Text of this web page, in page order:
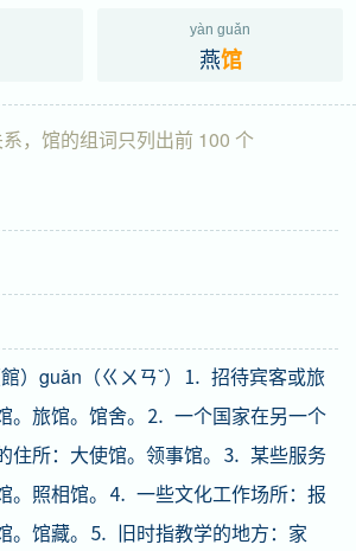
yàn guǎn
燕馆
，馆的组词只列出前 100 个
）guǎn（ㄍㄨㄢˇ）⒈ 招待宾客或旅
。旅馆。馆舍。⒉ 一个国家在另一个
住所：大使馆。领事馆。⒊ 某些服务
。照相馆。⒋ 一些文化工作场所：报
。馆藏。⒌ 旧时指教学的地方：家